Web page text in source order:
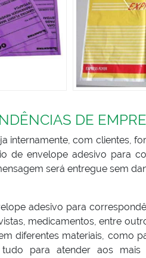
DE
internamente, com clientes,
de envelope adesivo para
será entregue sem
adesivo para
medicamentos, entre
diferentes materiais, como
para atender aos